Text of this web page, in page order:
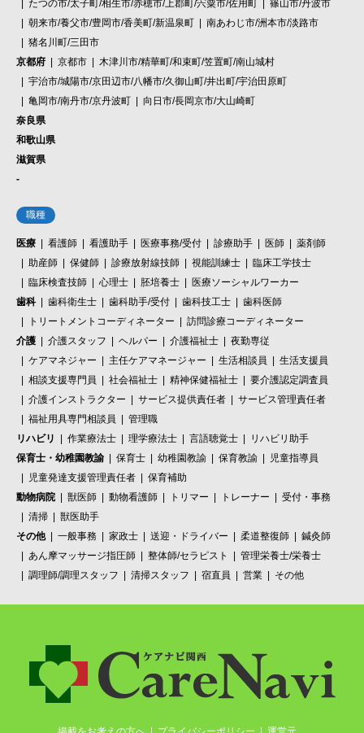
たつの市/太子町/相生市/赤穂市/上郡町/宍粟市/佐用町
篠山市/丹波市
朝来市/養父市/豊岡市/香美町/新温泉町
南あわじ市/洲本市/淡路市
猪名川町/三田市
京都府
京都市
木津川市/精華町/和束町/笠置町/南山城村
宇治市/城陽市/京田辺市/八幡市/久御山町/井出町/宇治田原町
亀岡市/南丹市/京丹波町
向日市/長岡京市/大山崎町
奈良県
和歌山県
滋賀県
-
職種
医療 看護師 看護助手 医療事務/受付 診療助手 医師
薬剤師
助産師
保健師 診療放射線技師 視能訓練士
臨床工学技士
臨床検査技師
心理士 胚培養士
医療ソーシャルワーカー
歯科
歯科衛生士 歯科助手/受付 歯科技工士
歯科医師
トリートメントコーディネーター
訪問診療コーディネーター
介護
介護スタッフ ヘルパー 介護福祉士
夜勤専従
ケアマネジャー
主任ケアマネージャー 生活相談員
生活支援員
相談支援専門員
社会福祉士 精神保健福祉士
要介護認定調査員
介護インストラクター
サービス提供責任者
サービス管理責任者
福祉用具専門相談員
管理職
リハビリ
作業療法士 理学療法士 言語聴覚士
リハビリ助手
保育士・幼稚園教諭
保育士 幼稚園教諭 保育教諭
児童指導員
児童発達支援管理責任者
保育補助
動物病院
獣医師 動物看護師 トリマー トレーナー
受付・事務
清掃
獣医助手
その他
一般事務 家政士 送迎・ドライバー 柔道整復師
鍼灸師
あん摩マッサージ指圧師
整体師/セラピスト
管理栄養士/栄養士
調理師/調理スタッフ
清掃スタッフ 宿直員 営業 その他